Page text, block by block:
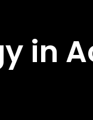
in